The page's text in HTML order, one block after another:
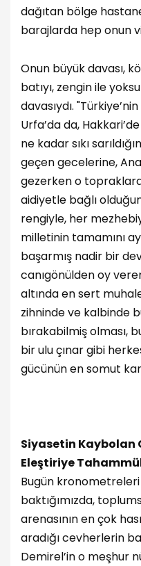
dağıtan bölge
barajlarda hep onun
Onun büyük davası,
batıyı, zengin ile
davasıydı.
Urfa’da da,
ne kadar sıkı
geçen gecelerine,
gezerken o topraklara
aidiyetle bağlı
rengiyle, her
milletinin tamamını
başarmış nadir bir
canıgönülden oy
altında en sert
zihninde ve kalbinde
bırakabilmiş olması,
bir ulu çınar gibi
gücünün en somut
Siyasetin Kaybolan
Eleştiriye
Bugün
baktığımızda,
arenasının en çok
aradığı cevherlerin
Demirel’in o meşhur